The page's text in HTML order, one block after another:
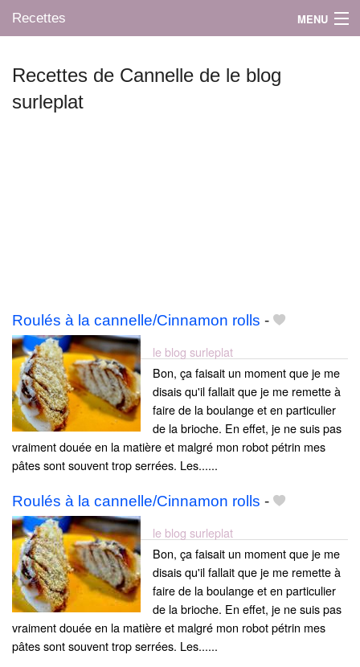
Recettes MENU
Mes blogs préférés
Recettes de Cannelle de le blog
surleplat
Roulés à la cannelle/Cinnamon rolls -
le blog surleplat
Bon, ça faisait un moment que je me
disais qu'il fallait que je me remette à
faire de la boulange et en particulier
de la brioche. En effet, je ne suis pas
vraiment douée en la matière et malgré mon robot pétrin mes
pâtes sont souvent trop serrées. Les......
Roulés à la cannelle/Cinnamon rolls -
le blog surleplat
Bon, ça faisait un moment que je me
disais qu'il fallait que je me remette à
faire de la boulange et en particulier
de la brioche. En effet, je ne suis pas
vraiment douée en la matière et malgré mon robot pétrin mes
pâtes sont souvent trop serrées. Les......